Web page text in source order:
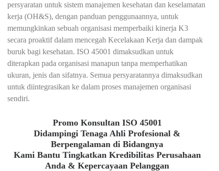
persyaratan untuk sistem manajemen kesehatan dan keselamatan
kerja (OH&S), dengan panduan penggunaannya, untuk
memungkinkan sebuah organisasi memperbaiki kinerja K3
secara proaktif dalam mencegah Kecelakaan Kerja dan dampak
buruk bagi kesehatan. ISO 45001 dimaksudkan untuk
diterapkan pada organisasi manapun tanpa memperhatikan
ukuran, jenis dan sifatnya. Semua persyaratannya dimaksudkan
untuk diintegrasikan ke dalam proses manajemen organisasi
sendiri.
Promo Konsultan ISO 45001
Didampingi Tenaga Ahli Profesional &
Berpengalaman di Bidangnya
Kami Bantu Tingkatkan Kredibilitas Perusahaan
Anda & Kepercayaan Pelanggan